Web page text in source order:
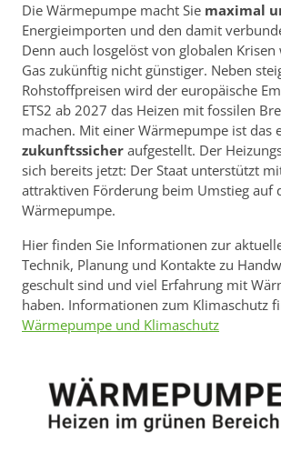
Die Wärmepumpe macht Sie maximal
Energieimporten und den damit
Denn auch losgelöst von globalen
Gas zukünftig nicht günstiger. Neben
Rohstoffpreisen wird der europäische
ETS2 ab 2027 das Heizen mit fossilen
machen. Mit einer Wärmepumpe ist das
zukunftssicher aufgestellt. Der
sich bereits jetzt: Der Staat unterstützt
attraktiven Förderung beim Umstieg auf
Wärmepumpe.
Hier finden Sie Informationen zur
Technik, Planung und Kontakte zu
geschult sind und viel Erfahrung mit
haben. Informationen zum Klimaschutz
Wärmepumpe und Klimaschutz